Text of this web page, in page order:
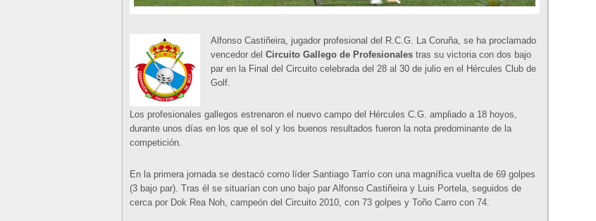
Alfonso Castiñeira, jugador profesional del R.C.G. La Coruña, se ha proclamado
vencedor del Circuito Gallego de Profesionales tras su victoria con dos bajo
par en la Final del Circuito celebrada del 28 al 30 de julio en el Hércules Club de
Golf.
Los profesionales gallegos estrenaron el nuevo campo del Hércules C.G. ampliado a 18 hoyos,
durante unos días en los que el sol y los buenos resultados fueron la nota predominante de la
competición.
En la primera jornada se destacó como líder Santiago Tarrío con una magnífica vuelta de 69 golpes
(3 bajo par). Tras él se situarían con uno bajo par Alfonso Castiñeira y Luis Portela, seguidos de
cerca por Dok Rea Noh, campeón del Circuito 2010, con 73 golpes y Toño Carro con 74.